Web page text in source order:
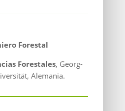
Forestal
Forestales, Georg-
Alemania.